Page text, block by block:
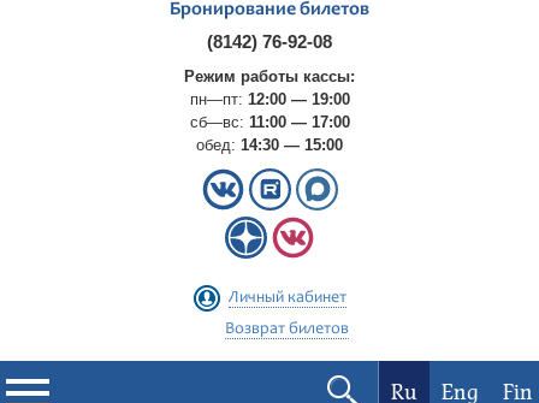
Бронирование билетов
(8142) 76-92-08
Режим работы кассы:
пн—пт: 12:00 — 19:00
сб—вс: 11:00 — 17:00
обед: 14:30 — 15:00
Личный кабинет
Возврат билетов
Ru Eng Fin